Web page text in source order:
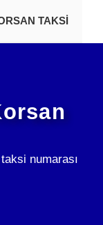
TAKSI
numarası